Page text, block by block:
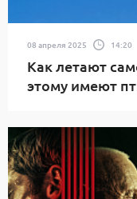
08 апреля 2025 14:20
Как летают
этому имеют